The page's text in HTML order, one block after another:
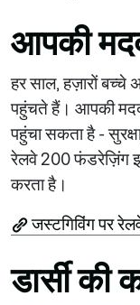
आपकी
हर साल, हज़ारों
पहुंचते हैं। आपकी
पहुंचा सकता है -
रेलवे 200 फंडरेज़िंग
करता है।
जस्टगिविंग पर
डार्सी की